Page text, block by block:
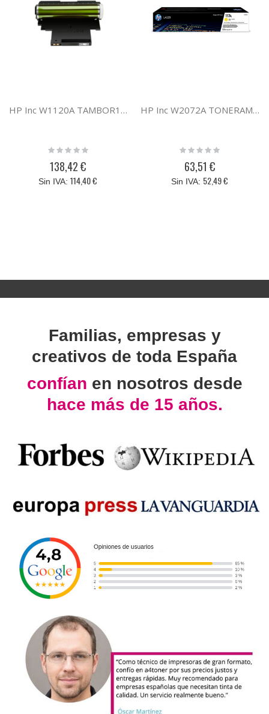
HP Inc W1120A TAMBOR120A
Rating:
138,42 €
114,40 €
HP Inc W2072A TONERAMARILLO117A
Rating:
63,51 €
52,49 €
Familias, empresas y
creativos de toda España
confían en nosotros desde
hace más de 15 años.